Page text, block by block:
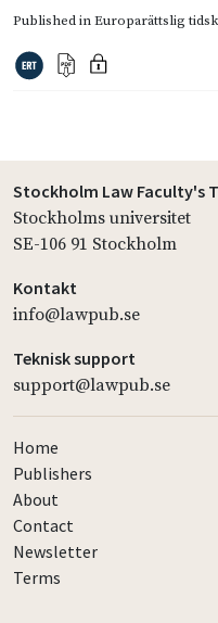
Published inEuroparättslig
Stockholm Law Faculty's
Stockholms universitet
SE-106 91 Stockholm
Kontakt
info@lawpub.se
Teknisk support
support@lawpub.se
Home
Publishers
About
Contact
Newsletter
Terms